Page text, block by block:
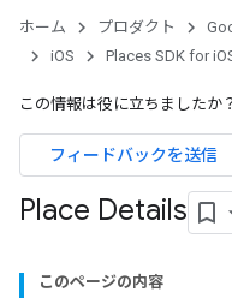
ホーム プロダクト
iOS
Places SDK for
この情報は役に立ちましたか
フィードバックを送信
Place Details
このページの内容